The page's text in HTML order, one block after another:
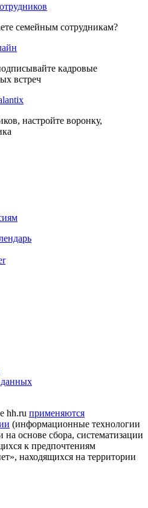
семейным сотрудникам?
кадровые
встреч
настройте воронку,
hh.ru применяются
(информационные технологии
основе сбора, систематизации
к предпочтениям
находящихся на территории